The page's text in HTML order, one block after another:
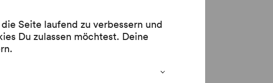
Seite laufend zu verbessern und
Du zulassen möchtest. Deine
(1901–